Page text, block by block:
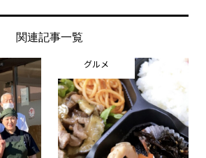
関連記事一覧
グルメ